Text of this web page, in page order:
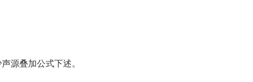
源叠加公式下述。